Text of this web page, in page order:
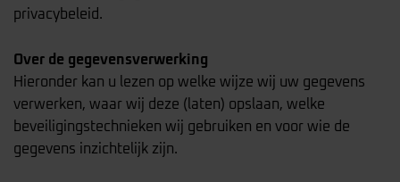
privacybeleid.
Over de gegevensverwerking
Hieronder kan u lezen op welke wijze wij uw gegevens
verwerken, waar wij deze (laten) opslaan, welke
beveiligingstechnieken wij gebruiken en voor wie de
gegevens inzichtelijk zijn.